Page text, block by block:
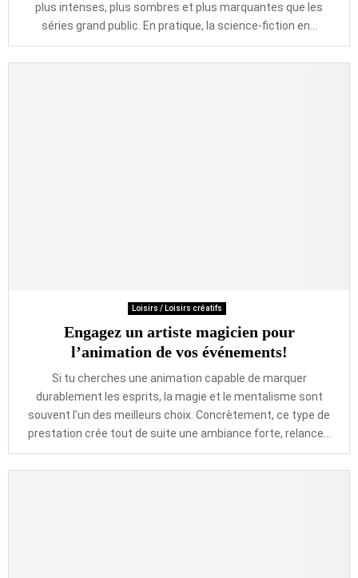
plus intenses, plus sombres et plus marquantes que les
séries grand public. En pratique, la science-fiction en...
Loisirs / Loisirs créatifs
Engagez un artiste magicien pour
l’animation de vos événements!
Si tu cherches une animation capable de marquer
durablement les esprits, la magie et le mentalisme sont
souvent l’un des meilleurs choix. Concrètement, ce type de
prestation crée tout de suite une ambiance forte, relance...